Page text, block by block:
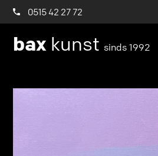
0515 42 27 72
bax kunst sinds 1992